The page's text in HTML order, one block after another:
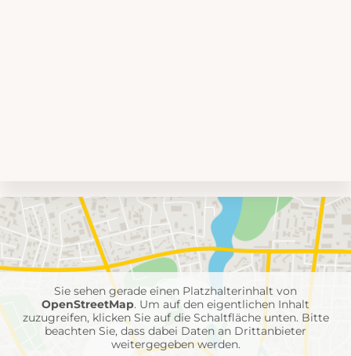
Umgebungskarte
mit
Feuerwehr-
Einheiten
Sie sehen gerade einen Platzhalterinhalt von
OpenStreetMap. Um auf den eigentlichen Inhalt
zuzugreifen, klicken Sie auf die Schaltfläche unten. Bitte
beachten Sie, dass dabei Daten an Drittanbieter
weitergegeben werden.